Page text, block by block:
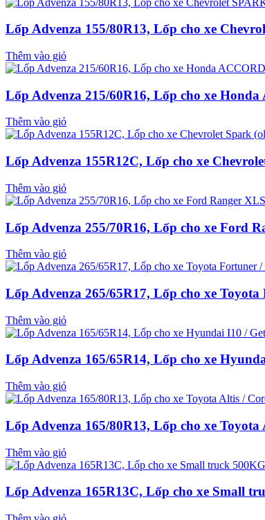
Lốp Advenza 155/80R13, Lốp cho xe
Thêm vào giỏ
Lốp Advenza 215/60R16, Lốp cho xe
Thêm vào giỏ
Lốp Advenza 155R12C, Lốp cho xe
Thêm vào giỏ
Lốp Advenza 255/70R16, Lốp cho xe Ford
Thêm vào giỏ
Lốp Advenza 265/65R17, Lốp cho xe
Thêm vào giỏ
Lốp Advenza 165/65R14, Lốp cho xe
Thêm vào giỏ
Lốp Advenza 165/80R13, Lốp cho xe
Thêm vào giỏ
Lốp Advenza 165R13C, Lốp cho xe Small